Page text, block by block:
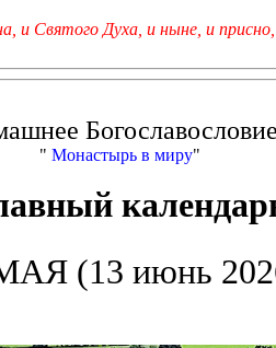
и Святого Духа, и ныне, и присно,
Богославословие
" Монастырь в миру"
(13 июнь